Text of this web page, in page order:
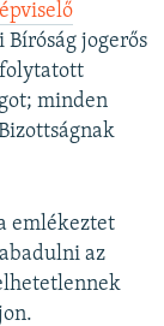
jogerős
minden
emlékeztet
az